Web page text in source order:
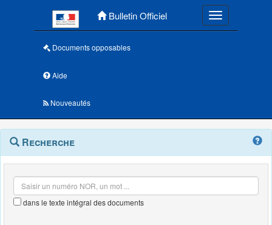
Bulletin Officiel Toggle
Documents opposables
Aide
Nouveautés
Navigation
outils
Menu
contextuel
Recherche
dans le texte intégral des documents